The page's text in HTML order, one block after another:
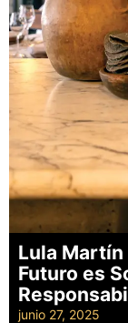
Lula Martín
Futuro es
junio 27, 2025